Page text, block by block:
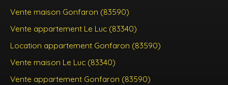
Vente maison Gonfaron (83590)
Vente appartement Le Luc (83340)
Location appartement Gonfaron (83590)
Vente maison Le Luc (83340)
Vente appartement Gonfaron (83590)